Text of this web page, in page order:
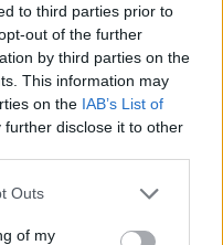
to third parties prior to
out of the further
by third parties on the
This information may
on the IAB’s List of
further disclose it to other
one or more Google
You may click to
Outs
of my